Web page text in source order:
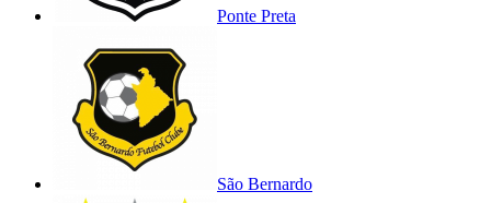
Ponte Preta
São Bernardo